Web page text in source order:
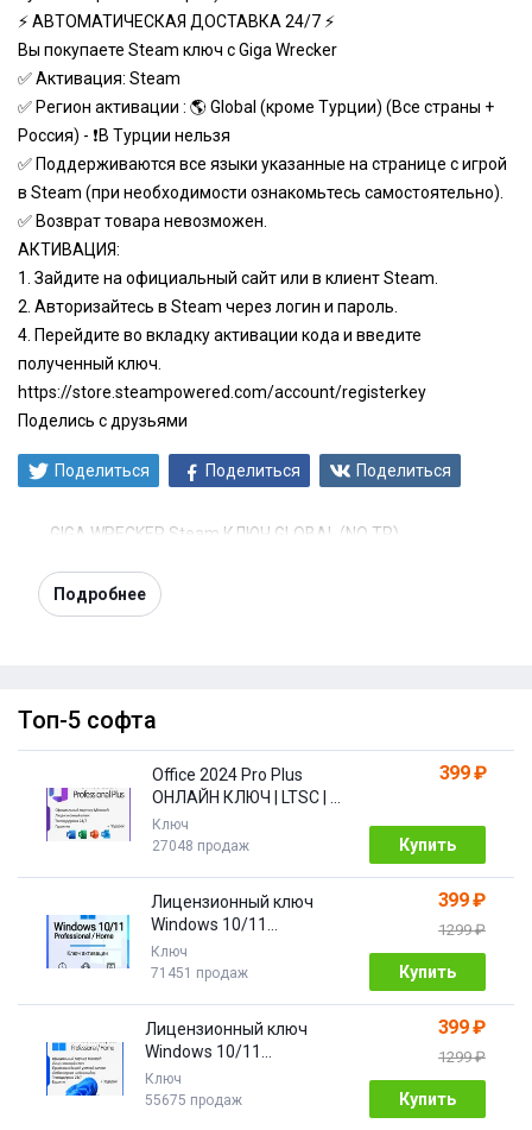
⚡ АВТОМАТИЧЕСКАЯ ДОСТАВКА 24/7 ⚡
Вы покупаете Steam ключ с Giga Wrecker
✅ Активация: Steam
✅ Регион активации : 🌎 Global (кроме Турции) (Все страны +
Россия) - ❗️В Турции нельзя
✅ Поддерживаются все языки указанные на странице с игрой
в Steam (при необходимости ознакомьтесь самостоятельно).
✅ Возврат товара невозможен.
АКТИВАЦИЯ:
1. Зайдите на официальный сайт или в клиент Steam.
2. Авторизайтесь в Steam через логин и пароль.
4. Перейдите во вкладку активации кода и введите
полученный ключ.
https://store.steampowered.com/account/registerkey
Поделись с друзьями
Поделиться Поделиться Поделиться
GIGA WRECKER Steam КЛЮЧ GLOBAL (NO TR)
Подробнее
Топ-5 софта
Office 2024 Pro Plus
ОНЛАЙН КЛЮЧ | LTSC | +
ПОДАРОК
Ключ
27048 продаж
399 ₽
Купить
Лицензионный ключ
Windows 10/11
Pro/Home 32/64 bit
Ключ
71451 продаж
399 ₽
1299 ₽
Купить
Лицензионный ключ
Windows 10/11
PRO/HOME | с привязкой
Ключ
55675 продаж
399 ₽
1299 ₽
Купить